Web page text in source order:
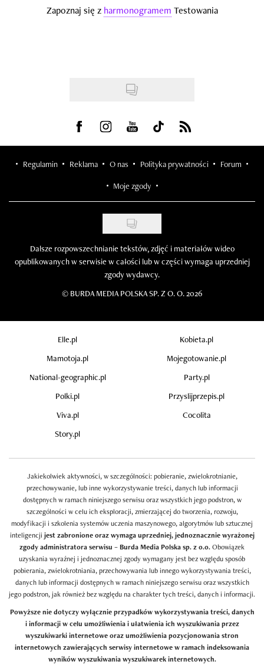
Visit us on Facebook
Visit us on Instagram
Visit us on Youtube
Visit us on Tiktok
Visit us on Rss
Regulamin Reklama O nas Polityka prywatności Forum
Moje zgody
Dalsze rozpowszechnianie tekstów, zdjęć i materiałów wideo
opublikowanych w serwisie w całości lub w części wymaga uprzedniej
zgody wydawcy.
© BURDA MEDIA POLSKA SP. Z O. O. 2026
Elle.pl
Kobieta.pl
Mamotoja.pl
Mojegotowanie.pl
National-geographic.pl
Party.pl
Polki.pl
Przyslijprzepis.pl
Viva.pl
Cocolita
Story.pl
Jakiekolwiek aktywności, w szczególności: pobieranie, zwielokrotnianie,
przechowywanie, lub inne wykorzystywanie treści, danych lub informacji
dostępnych w ramach niniejszego serwisu oraz wszystkich jego podstron, w
szczególności w celu ich eksploracji, zmierzającej do tworzenia, rozwoju,
modyfikacji i szkolenia systemów uczenia maszynowego, algorytmów lub sztucznej
inteligencji jest zabronione oraz wymaga uprzedniej, jednoznacznie wyrażonej
zgody administratora serwisu – Burda Media Polska sp. z o.o.Obowiązek
uzyskania wyraźnej i jednoznacznej zgody wymagany jest bez względu sposób
pobierania, zwielokrotniania, przechowywania lub innego wykorzystywania treści,
danych lub informacji dostępnych w ramach niniejszego serwisu oraz wszystkich
jego podstron, jak również bez względu na charakter tych treści, danych i informacji.
Powyższe nie dotyczy wyłącznie przypadków wykorzystywania treści, danych
i informacji w celu umożliwienia i ułatwienia ich wyszukiwania przez
wyszukiwarki internetowe oraz umożliwienia pozycjonowania stron
internetowych zawierających serwisy internetowe w ramach indeksowania
wyników wyszukiwania wyszukiwarek internetowych.